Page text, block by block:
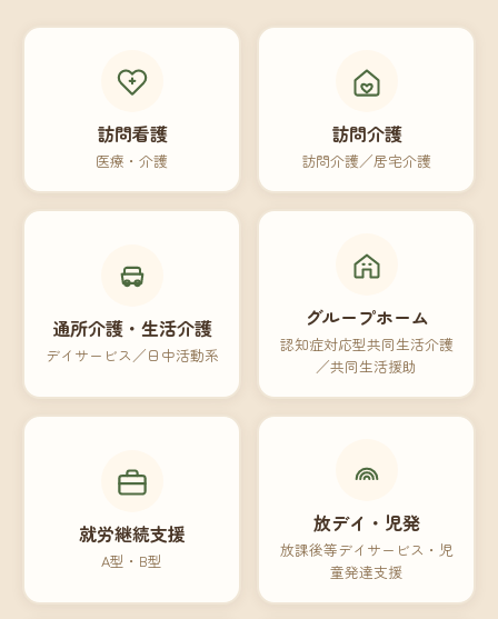
訪問看護
医療・介護
訪問介護
訪問介護／居宅介護
通所介護・生活介護
デイサービス／日中活動系
グループホーム
認知症対応型共同生活介護
／共同生活援助
就労継続支援
A型・B型
放デイ・児発
放課後等デイサービス・児
童発達支援